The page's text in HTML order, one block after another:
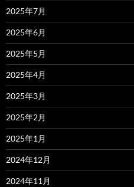
2025年7月
2025年6月
2025年5月
2025年4月
2025年3月
2025年2月
2025年1月
2024年12月
2024年11月